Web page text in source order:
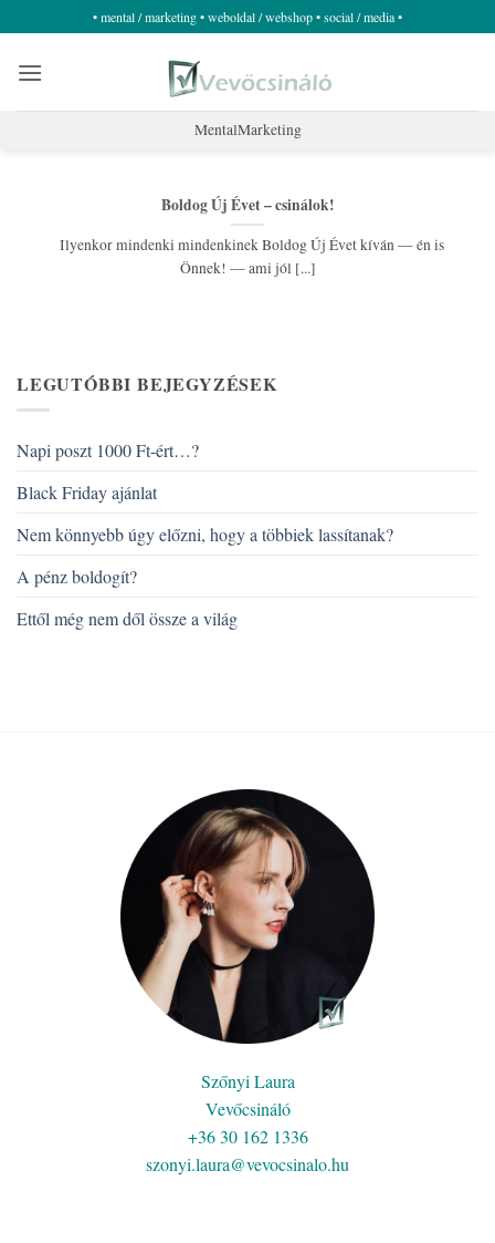
to
content
• mental / marketing • weboldal / webshop • social / media •
MentalMarketing
Boldog Új Évet – csinálok!
Ilyenkor mindenki mindenkinek Boldog Új Évet kíván — én is
Önnek! — ami jól [...]
LEGUTÓBBI BEJEGYZÉSEK
Napi poszt 1000 Ft-ért…?
Black Friday ajánlat
Nem könnyebb úgy előzni, hogy a többiek lassítanak?
A pénz boldogít?
Ettől még nem dől össze a világ
Szőnyi Laura
Vevőcsináló
+36 30 162 1336
szonyi.laura@vevocsinalo.hu